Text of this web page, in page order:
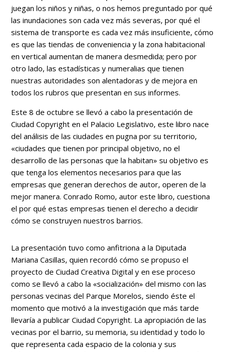
juegan los niños y niñas, o nos hemos preguntado por qué
las inundaciones son cada vez más severas, por qué el
sistema de transporte es cada vez más insuficiente, cómo
es que las tiendas de conveniencia y la zona habitacional
en vertical aumentan de manera desmedida; pero por
otro lado, las estadísticas y numeralias que tienen
nuestras autoridades son alentadoras y de mejora en
todos los rubros que presentan en sus informes.
Este 8 de octubre se llevó a cabo la presentación de
Ciudad Copyright en el Palacio Legislativo, este libro nace
del análisis de las ciudades en pugna por su territorio,
«ciudades que tienen por principal objetivo, no el
desarrollo de las personas que la habitan» su objetivo es
que tenga los elementos necesarios para que las
empresas que generan derechos de autor, operen de la
mejor manera. Conrado Romo, autor este libro, cuestiona
el por qué estas empresas tienen el derecho a decidir
cómo se construyen nuestros barrios.
La presentación tuvo como anfitriona a la Diputada
Mariana Casillas, quien recordó cómo se propuso el
proyecto de Ciudad Creativa Digital y en ese proceso
como se llevó a cabo la «socialización» del mismo con las
personas vecinas del Parque Morelos, siendo éste el
momento que motivó a la investigación que más tarde
llevaría a publicar Ciudad Copyright. La apropiación de las
vecinas por el barrio, su memoria, su identidad y todo lo
que representa cada espacio de la colonia y sus